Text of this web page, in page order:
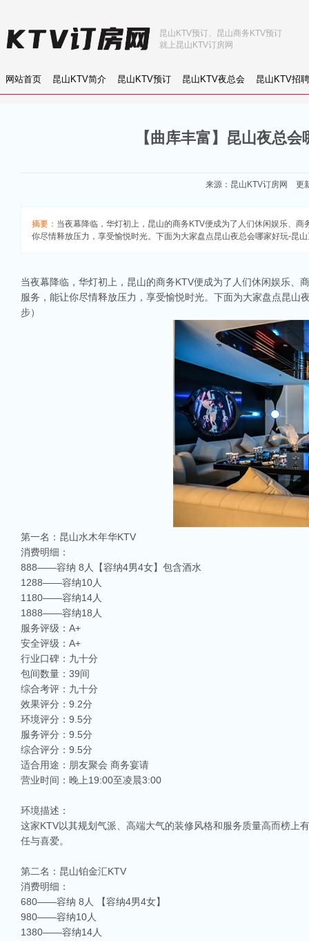
网站首页 昆山KTV简介 昆山KTV预订 昆山KTV夜总会 昆山KTV招聘
昆山KTV预订、昆山商务KTV预订
就上昆山KTV订房网
【曲库丰富】昆山夜总
来源： 昆山KTV订房网 更
摘要： 当夜幕降临，华灯初上，昆山的商务KTV便成为了人们休闲娱乐、
你尽情释放压力，享受愉悦时光。下面为大家盘点昆山夜总会哪家好玩-昆
当夜幕降临，华灯初上，昆山的商务KTV便成为了人们休闲娱乐
服务，能让你尽情释放压力，享受愉悦时光。下面为大家盘点昆山
步）
第一名：昆山水木年华KTV
消费明细：
888——容纳 8人【容纳4男4女】包含酒水
1288——容纳10人
1180——容纳14人
1888——容纳18人
服务评级：A+
安全评级：A+
行业口碑：九十分
包间数量：39间
综合考评：九十分
效果评分：9.2分
环境评分：9.5分
服务评分：9.5分
综合评分：9.5分
适合用途：朋友聚会 商务宴请
营业时间：晚上19:00至凌晨3:00
环境描述：
这家KTV以其规划气派、高端大气的装修风格和服务质量高而榜上
任与喜爱。
第二名：昆山铂金汇KTV
消费明细：
680——容纳 8人 【容纳4男4女】
980——容纳10人
1380——容纳14人